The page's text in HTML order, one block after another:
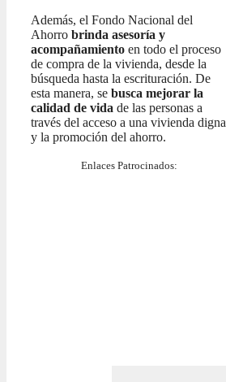
Además, el Fondo Nacional del
Ahorro brinda asesoría y
acompañamiento en todo el proceso
de compra de la vivienda, desde la
búsqueda hasta la escrituración. De
esta manera, se busca mejorar la
calidad de vida de las personas a
través del acceso a una vivienda digna
y la promoción del ahorro.
Enlaces Patrocinados: